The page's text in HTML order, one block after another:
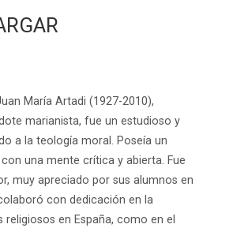
María Artadi (1927-2010),
marianista, fue un estudioso y
a la teología moral. Poseía un
una mente crítica y abierta. Fue
muy apreciado por sus alumnos en
con dedicación en la
en España, como en el